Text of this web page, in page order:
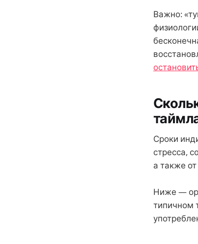
Важно:
Сроки
стресса,
а также
Ниже —
типичном